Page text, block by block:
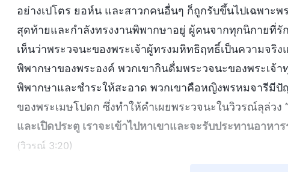
อย่างเปโตร ยอห์น และสาวกคนอื่นๆ ก็ถูกรับขึ้นไปเฉพาะ
สุดท้ายและกำลังทรงงานพิพากษาอยู่ ผู้คนจากทุกนิกายที่รั
เห็นว่าพระวจนะของพระเจ้าผู้ทรงมหิทธิฤทธิ์เป็นความจริง
พิพากษาของพระองค์ พวกเขากินดื่มพระวจนะของพระเจ้
พิพากษาและชำระให้สะอาด พวกเขาคือหญิงพรหมจารีมี
ของพระเมษโปดก ซึ่งทำให้คำเผยพระวจนะในวิวรณ์ลุล่วง
และเปิดประตู เราจะเข้าไปหาเขาและจะรับประทานอาหา
(วิวรณ์ 3:20)